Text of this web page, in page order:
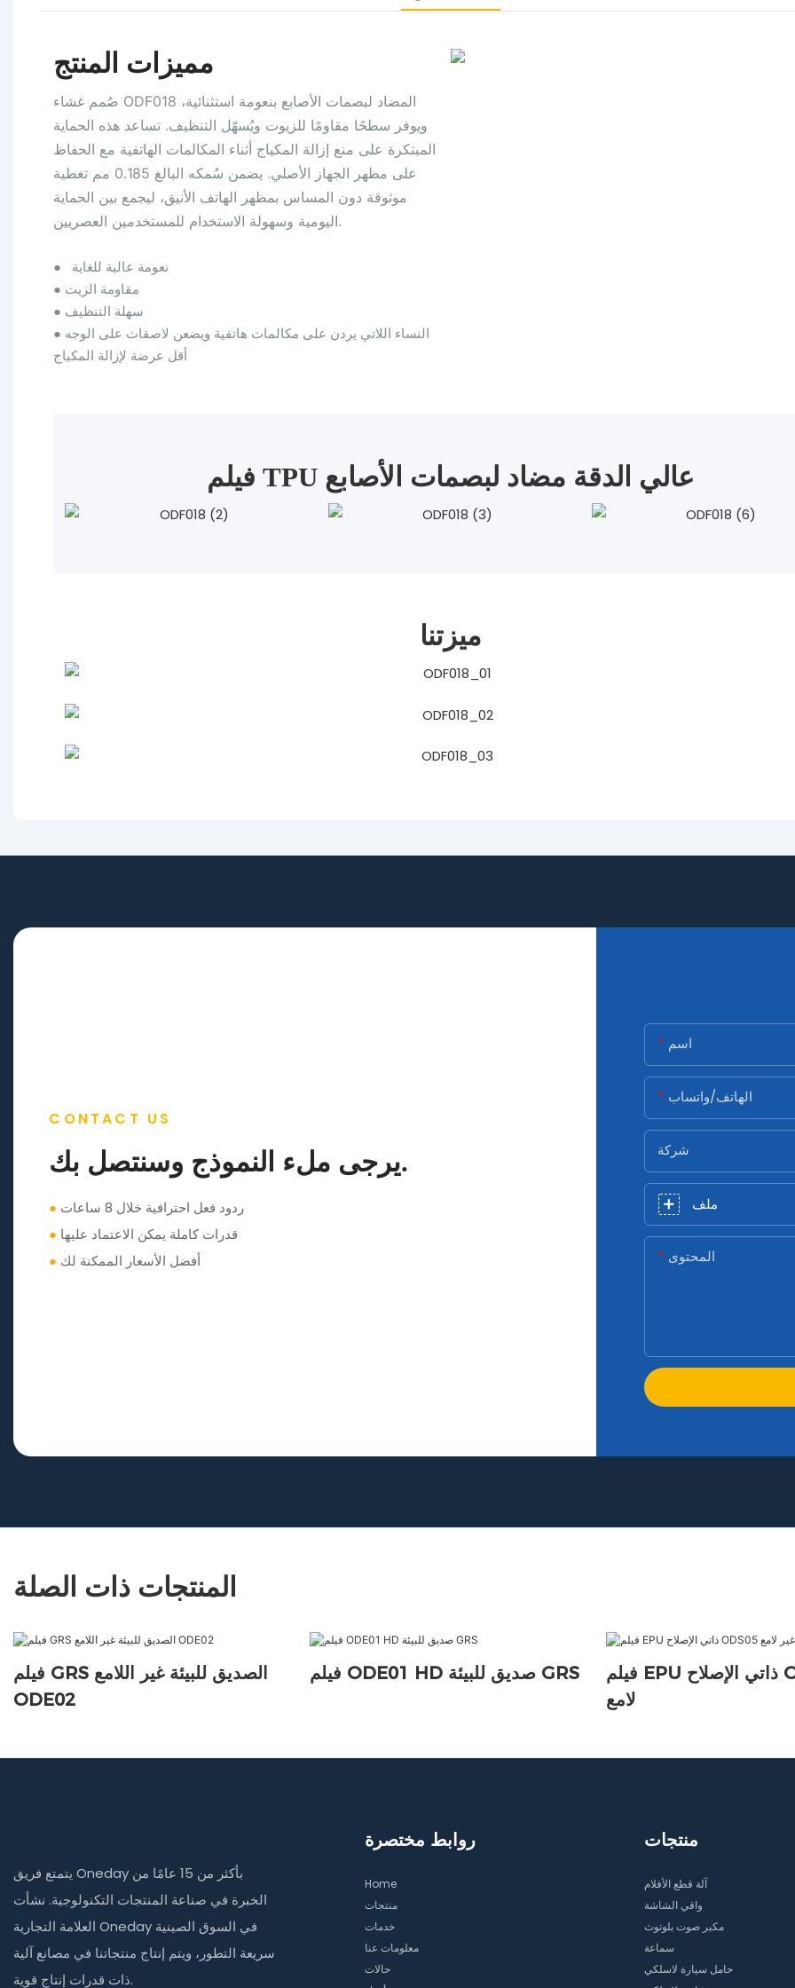
مميزات المنتج
صُمم غشاء ODF018 المضاد لبصمات الأصابع بنعومة استثنائية،
ويوفر سطحًا مقاومًا للزيوت ويُسهّل التنظيف. تساعد هذه الحماية
المبتكرة على منع إزالة المكياج أثناء المكالمات الهاتفية مع الحفاظ
على مظهر الجهاز الأصلي. يضمن سُمكه البالغ 0.185 مم تغطية
موثوقة دون المساس بمظهر الهاتف الأنيق، ليجمع بين الحماية
اليومية وسهولة الاستخدام للمستخدمين العصريين.
●
نعومة عالية للغاية
● مقاومة الزيت
● سهلة التنظيف
● النساء اللاتي يردن على مكالمات هاتفية ويضعن لاصقات على الوجه
أقل عرضة لإزالة المكياج
فيلم TPU عالي الدقة مضاد لبصمات الأصابع
ميزتنا
CONTACT US
يرجى ملء النموذج وسنتصل بك.
●
ردود فعل احترافية خلال 8 ساعات
● قدرات كاملة يمكن الاعتماد عليها
● أفضل الأسعار الممكنة لك
اسم
الهاتف/واتساب
شركة
ملف
المحتوى
المنتجات ذات الصلة
فيلم GRS الصديق للبيئة غير اللامع
ODE02
فيلم ODE01 HD صديق للبيئة GRS
فيلم EPU ذاتي الإصلاح ODS05 غير
لامع
يتمتع فريق Oneday بأكثر من 15 عامًا من
الخبرة في صناعة المنتجات التكنولوجية. نشأت
العلامة التجارية Oneday في السوق الصينية
سريعة التطور، ويتم إنتاج منتجاتنا في مصانع آلية
ذات قدرات إنتاج قوية.
روابط مختصرة
Home
منتجات
خدمات
معلومات عنا
حالات
منتجات
آلة قطع الأفلام
واقي الشاشة
مكبر صوت بلوتوث
سماعة
حامل سيارة لاسلكي